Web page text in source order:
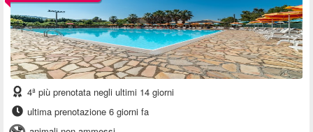
4ª più prenotata negli ultimi 14 giorni
ultima prenotazione 6 giorni fa